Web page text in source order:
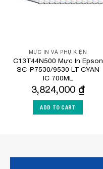
MỰC IN VÀ PHỤ KIỆN
C13T44N500 Mực In Epson
SC-P7530/9530 LT CYAN
IC 700ML
3,824,000 ₫
ADD TO CART